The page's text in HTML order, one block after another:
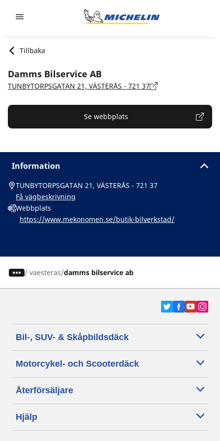
Tillbaka
Damms Bilservice AB
TUNBYTORPSGATAN 21, VÄSTERÅS - 721 37
Se webbplats
Information
TUNBYTORPSGATAN 21, VÄSTERÅS - 721 37
Få vägbeskrivning
Webbplats
https://www.mekonomen.se/butik-bilverkstad/
/ vaesteras damms bilservice ab
Bil-, SUV- & Skåpbildsdäck
Motorcykel- och Scooterdäck
Återförsäljare
Hjälp